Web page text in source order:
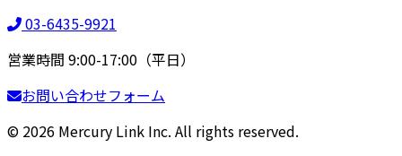
03-6435-9921
営業時間 9:00-17:00（平日）
お問い合わせフォーム
© 2026 Mercury Link Inc. All rights reserved.